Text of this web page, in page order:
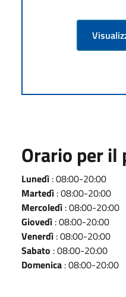
Orario per il
Lunedì : 08:00-20:00
Martedì : 08:00-20:00
Mercoledì : 08:00-20:00
Giovedì : 08:00-20:00
Venerdì : 08:00-20:00
Sabato : 08:00-20:00
Domenica : 08:00-20:00